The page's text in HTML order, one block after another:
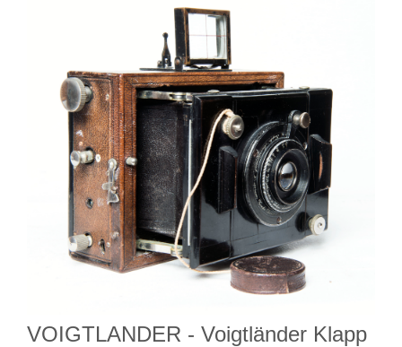
VOIGTLANDER - Voigtländer Klapp